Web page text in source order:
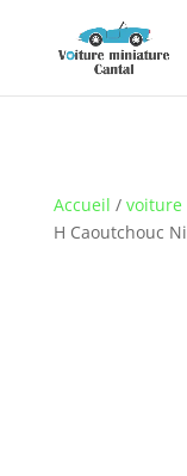
Accueil /
H Caoutchouc